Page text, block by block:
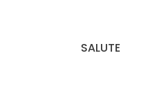
SALUTE